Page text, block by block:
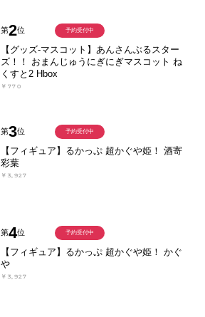
第2位
【グッズ-マスコット】あんさんぶるスター
ズ！！ おまんじゅうにぎにぎマスコット ね
くすと2 Hbox
￥770
予約受付中
第3位
【フィギュア】るかっぷ 超かぐや姫！ 酒寄
彩葉
￥3,927
予約受付中
第4位
【フィギュア】るかっぷ 超かぐや姫！ かぐ
や
￥3,927
予約受付中